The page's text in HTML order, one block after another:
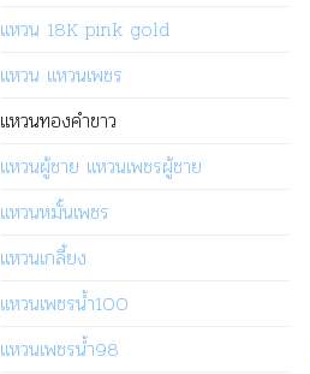
แหวน 18K pink gold
แหวน แหวนเพชร
แหวนทองคำขาว
แหวนผู้ชาย แหวนเพชรผู้ชาย
แหวนหมั้นเพชร
แหวนเกลี้ยง
แหวนเพชรน้ำ100
แหวนเพชรน้ำ98